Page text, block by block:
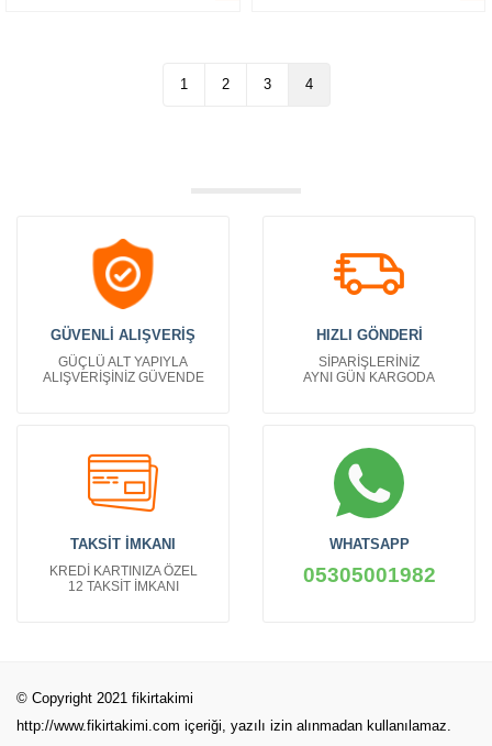
1 2 3 4
GÜVENLİ ALIŞVERİŞ
GÜÇLÜ ALT YAPIYLA
ALIŞVERİŞİNİZ GÜVENDE
HIZLI GÖNDERİ
SİPARİŞLERİNİZ
AYNI GÜN KARGODA
TAKSİT İMKANI
KREDİ KARTINIZA ÖZEL
12 TAKSİT İMKANI
WHATSAPP
05305001982
© Copyright 2021 fikirtakimi
http://www.fikirtakimi.com içeriği, yazılı izin alınmadan kullanılamaz.